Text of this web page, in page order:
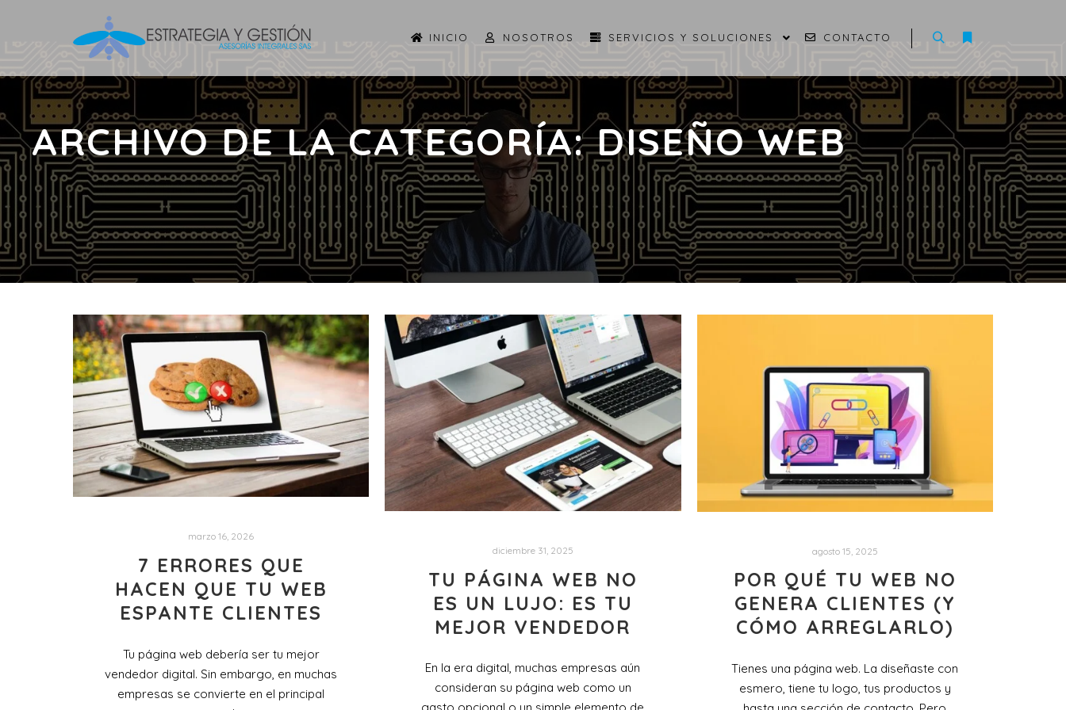
INICIO NOSOTROS SERVICIOS Y SOLUCIONES CONTACTO
ARCHIVO DE LA CATEGORÍA:DISEÑO WEB
marzo 16, 2026
7 ERRORES QUE
HACEN QUE TU WEB
ESPANTE CLIENTES
Tu página web debería ser tu mejor
vendedor digital. Sin embargo, en muchas
empresas se convierte en el principal
diciembre 31, 2025
TU PÁGINA WEB NO
ES UN LUJO: ES TU
MEJOR VENDEDOR
En la era digital, muchas empresas aún
consideran su página web como un
agosto 15, 2025
POR QUÉ TU WEB NO
GENERA CLIENTES (Y
CÓMO ARREGLARLO)
Tienes una página web. La diseñaste con
esmero, tiene tu logo, tus productos y